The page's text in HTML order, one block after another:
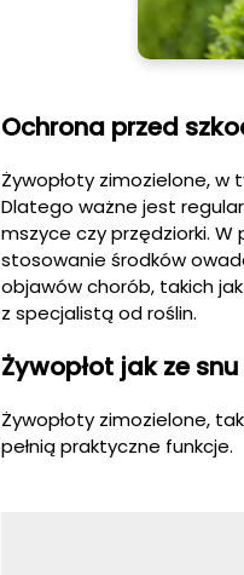
Ochrona przed
Żywopłoty zimozielone,
Dlatego ważne jest
mszyce czy przędziorki.
stosowanie środków
objawów chorób, takich
z specjalistą od roślin.
Żywopłot jak ze snu
Żywopłoty zimozielone,
pełnią praktyczne funkcje.